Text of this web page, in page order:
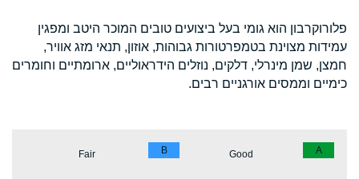
פלורוקרבון הוא גומי בעל ביצועים טובים המוכר היטב ומפגין
עמידות מצוינת בטמפרטורות גבוהות, אוזון, תנאי מזג אוויר,
חמצן, שמן מינרלי, דלקים, נוזלים הידראוליים, ארומתיים וחומרים
כימיים וממסים אורגניים רבים.
A
Good
B
Fair